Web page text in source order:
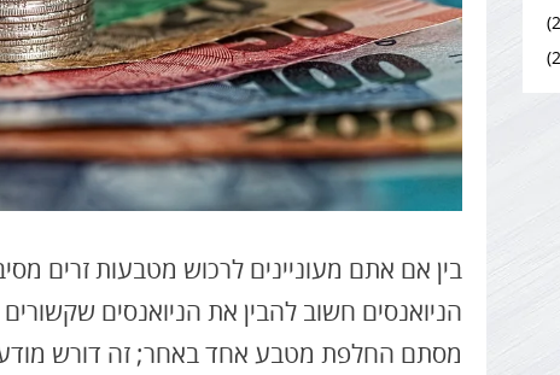
המדריך לרכישת מטבעות בארץ ובחו"ל ב-
בין אם אתם מעוניינים לרכוש מטבעות זרים
הניואנסים חשוב להבין את הניואנסים
מסתם החלפת מטבע אחד באחר; זה דורש